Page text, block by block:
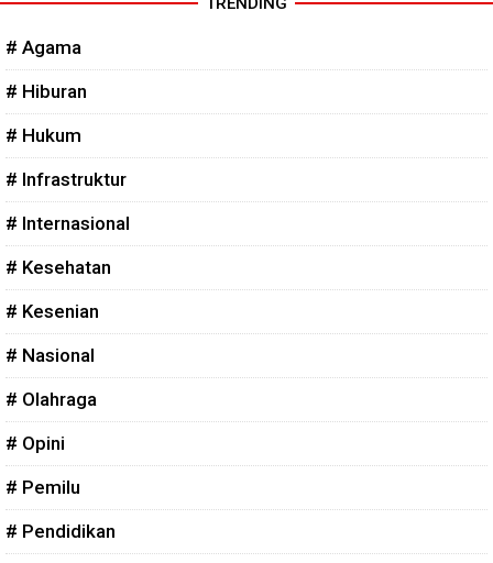
# Agama
# Hiburan
# Hukum
# Infrastruktur
# Internasional
# Kesehatan
# Kesenian
# Nasional
# Olahraga
# Opini
# Pemilu
# Pendidikan